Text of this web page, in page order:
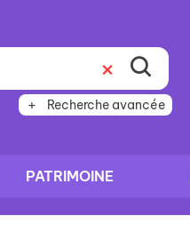
Recherche avancée
PATRIMOINE